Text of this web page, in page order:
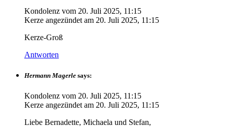
Kondolenz vom 20. Juli 2025, 11:15
Kerze angezündet am 20. Juli 2025, 11:15
Kerze-Groß
Antworten
Hermann Magerle says:
Kondolenz vom 20. Juli 2025, 11:15
Kerze angezündet am 20. Juli 2025, 11:15
Liebe Bernadette, Michaela und Stefan,